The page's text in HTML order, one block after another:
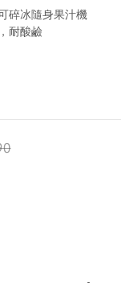
碎冰隨身果汁機
耐酸鹼